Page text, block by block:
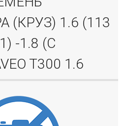
(КРУЗ) 1.6 (113
-1.8 (С
T300 1.6